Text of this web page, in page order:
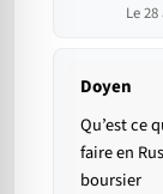
Le
Doyen
Qu’est ce
faire en
boursier